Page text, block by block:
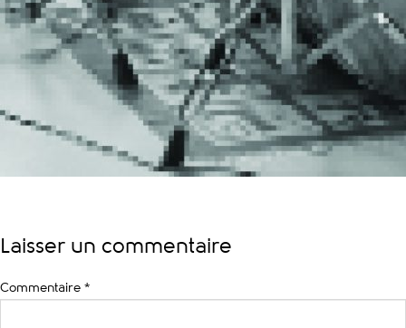
Laisser un commentaire
Commentaire *